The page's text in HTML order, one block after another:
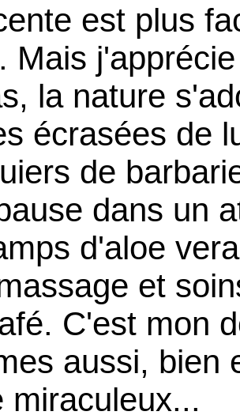
est plus
Mais
la nature
écrasées de
de
dans un
d'aloe
et
C'est mon
aussi, bien
miraculeux...